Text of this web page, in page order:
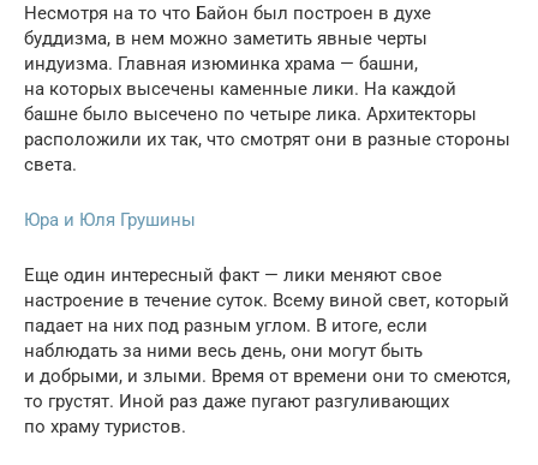
Несмотря на то что Байон был построен в духе
буддизма, в нем можно заметить явные черты
индуизма. Главная изюминка храма — башни,
на которых высечены каменные лики. На каждой
башне было высечено по четыре лика. Архитекторы
расположили их так, что смотрят они в разные стороны
света.
Юра и Юля Грушины
Еще один интересный факт — лики меняют свое
настроение в течение суток. Всему виной свет, который
падает на них под разным углом. В итоге, если
наблюдать за ними весь день, они могут быть
и добрыми, и злыми. Время от времени они то смеются,
то грустят. Иной раз даже пугают разгуливающих
по храму туристов.